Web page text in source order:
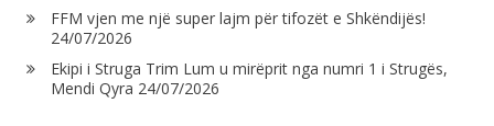
FFM vjen me një super lajm për tifozët e Shkëndijës!
24/07/2026
Ekipi i Struga Trim Lum u mirëprit nga numri 1 i Strugës,
Mendi Qyra 24/07/2026